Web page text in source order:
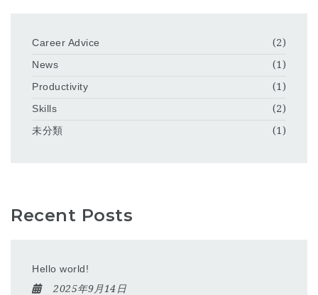
Career Advice
(2)
News
(1)
Productivity
(1)
Skills
(2)
未分類
(1)
Recent Posts
Hello world!
2025年9月14日